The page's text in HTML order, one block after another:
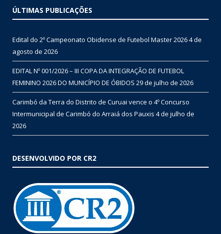
ÚLTIMAS PUBLICAÇÕES
Edital do 2º Campeonato Obidense de Futebol Master 20264 de
agosto de 2026
EDITAL Nº 001/2026 – III COPA DA INTEGRAÇÃO DE FUTEBOL
FEMININO 2026 DO MUNICÍPIO DE ÓBIDOS 29 de julho de 2026
Carimbó da Terra do Distrito de Curuai vence o 4º Concurso
Intermunicipal de Carimbó do Arraiá dos Pauxis 4 de julho de
2026
DESENVOLVIDO POR CR2